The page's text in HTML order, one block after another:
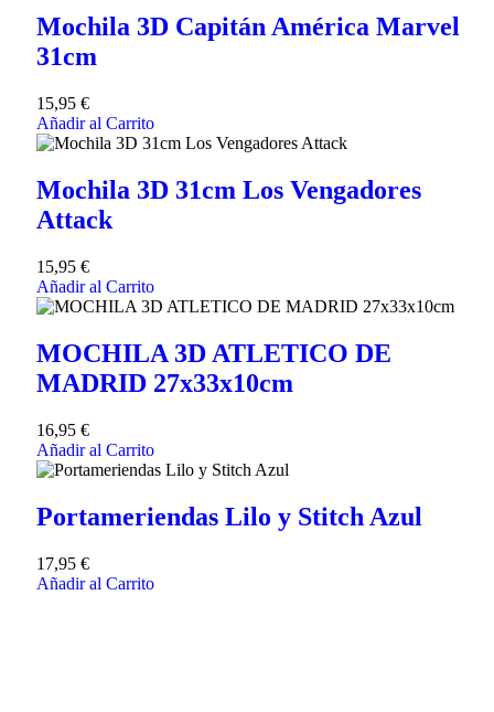
Mochila 3D Capitán América Marvel
31cm
15,95 €
Añadir al Carrito
Mochila 3D 31cm Los Vengadores
Attack
15,95 €
Añadir al Carrito
MOCHILA 3D ATLETICO DE
MADRID 27x33x10cm
16,95 €
Añadir al Carrito
Portameriendas Lilo y Stitch Azul
17,95 €
Añadir al Carrito